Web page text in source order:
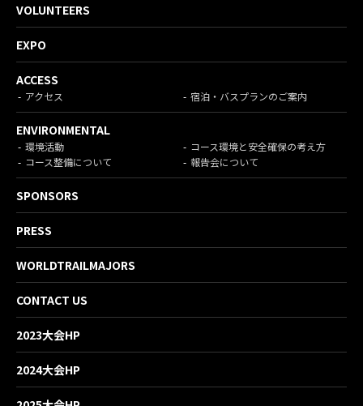
VOLUNTEERS
EXPO
ACCESS
アクセス 宿泊・バスプランのご案内
ENVIRONMENTAL
環境活動
コース環境と安全確保の考え方
コース整備について
報告会について
SPONSORS
PRESS
WORLDTRAILMAJORS
CONTACT US
2023大会HP
2024大会HP